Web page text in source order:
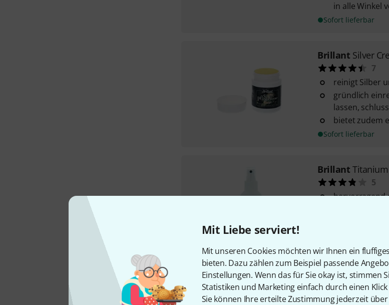
Mit Liebe serviert!
Mit unseren Cookies möchten wir Ihnen ein
bieten. Dazu zählen zum Beispiel passende
Einstellungen. Wenn das für Sie okay ist, stimmen
Statistiken und Marketing einfach durch einen Klick
Sie können Ihre erteilte Zustimmung jederzeit
in alle Winkel
Sofort lieferbar
Brillant Silver
7
reinigt Silber
gründlich
lassen,
bietet zudem
Sofort lieferbar
Brillant
5
hervorragend
durch den
schwer
Sofort lieferbar